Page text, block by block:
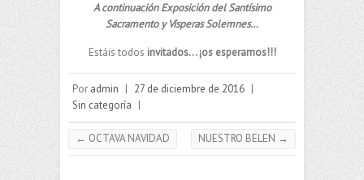
A continuación Exposición del Santísimo
Sacramento y Vísperas Solemnes…
Estáis todos invitados… ¡os esperamos!!!
Por admin | 27 de diciembre de 2016 |
Sin categoría |
← OCTAVA NAVIDAD NUESTRO BELEN →